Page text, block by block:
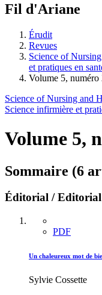
Fil d'Ariane
Érudit
Revues
Science of
et pratiques en
Volume 5,
Science of Nursing and
Science infirmière et
Volume 5,
Sommaire (6
Éditorial / Editorial
PDF
Un chaleureux mot de
Sylvie Cossette